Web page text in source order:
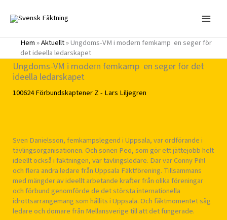
innehåll
Hem»Aktuellt»Ungdoms-VM i modern femkamp  en seger för
det ideella ledarskapet
Ungdoms-VM i modern femkamp  en seger för det
ideella ledarskapet
100624FörbundskaptenerZ - Lars Liljegren
Sven Danielsson, femkampslegend i Uppsala, var ordförande i
tävlingsorganisationen. Och sonen Peo, som gör ett jättejobb helt
ideellt också i fäktningen, var tävlingsledare. Där var Conny Pihl
och flera andra ledare från Uppsala Fäktförening. Tillsammans
med mängder av ideellt arbetande krafter från olika föreningar
och förbund genomförde de det största internationella
idrottsarrangemang som hållits i Uppsala. Och fäktmomentet såg
ledare och domare från Mellansverige till att det fungerade.